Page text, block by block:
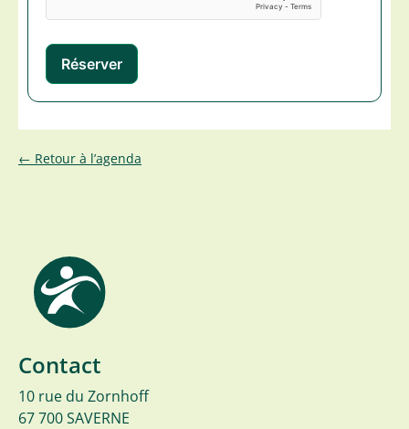
← Retour à l’agenda
Contact
10 rue du Zornhoff
67 700 SAVERNE